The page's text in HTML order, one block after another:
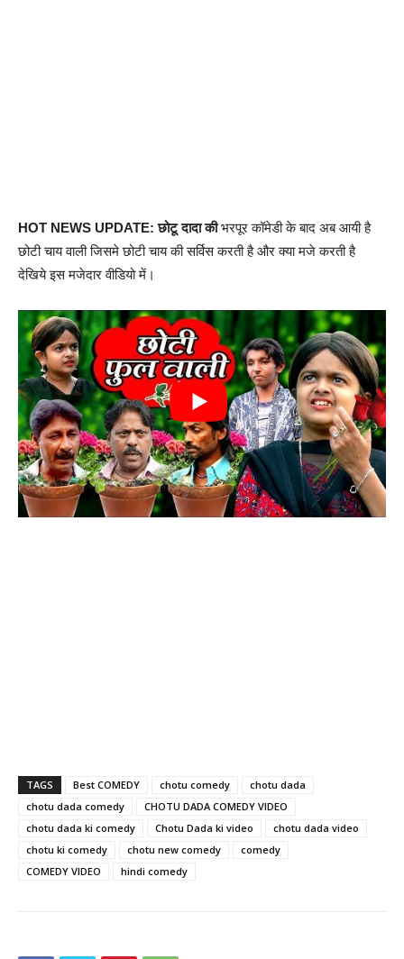
HOT NEWS UPDATE: छोटू दादा कीभरपूर कॉमेडी के बाद अब आयी है
छोटी चाय वाली जिसमे छोटी चाय की सर्विस करती है और क्या मजे करती है
देखिये इस मजेदार वीडियो में।
TAGS Best COMEDY chotu comedy
chotu dada
chotu dada comedy
CHOTU DADA COMEDY VIDEO
chotu dada ki comedy
Chotu Dada ki video
chotu dada video
chotu ki comedy
chotu new comedy
comedy
COMEDY VIDEO
hindi comedy